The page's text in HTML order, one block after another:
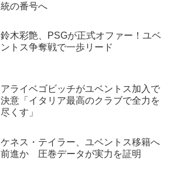
統の番号へ
鈴木彩艶、PSGが正式オファー！ユベ
ントス争奪戦で一歩リード
アライベゴビッチがユベントス加入で
決意「イタリア最高のクラブで全力を
尽くす」
ケネス・テイラー、ユベントス移籍へ
前進か 圧巻データが実力を証明